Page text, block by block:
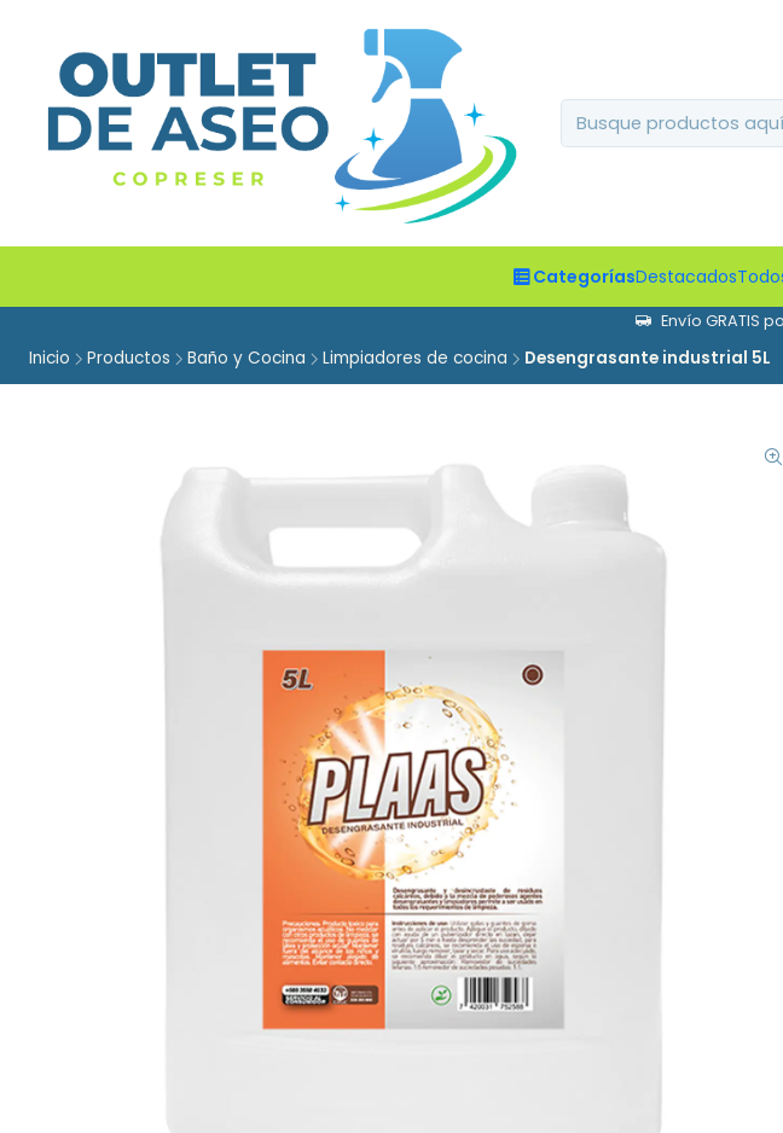
CategoríasDestacados
Envío GRATIS
Inicio Productos Baño y Cocina Limpiadores de cocina Desengrasante industrial 5L